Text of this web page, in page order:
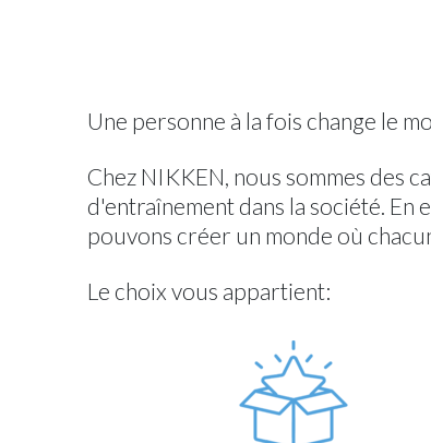
Une personne à la fois change le
Chez NIKKEN, nous sommes des
d'entraînement dans la société.
pouvons créer un monde où
Le choix vous appartient: